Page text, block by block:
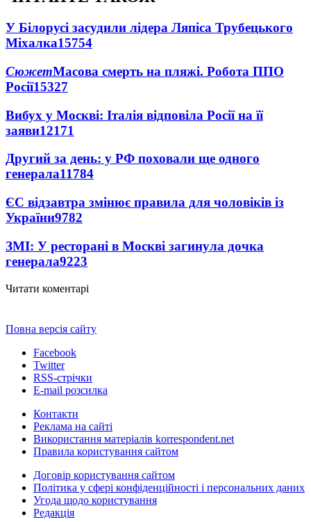
У Білорусі засудили лідера Ляпіса Трубецького
Міхалка15754
СюжетМасова смерть на пляжі. Робота ППО
Росії15327
Вибух у Москві: Італія відповіла Росії на її
заяви12171
Другий за день: у РФ поховали ще одного
генерала11784
ЄС відзавтра змінює правила для чоловіків із
України9782
ЗМІ: У ресторані в Москві загинула дочка
генерала9223
Читати коментарі
Повна версія сайту
Facebook
Twitter
RSS-стрічки
E-mail розсилка
Контакти
Реклама на сайті
Використання матеріалів korrespondent.net
Правила користування сайтом
Договір користування сайтом
Політика у сфері конфіденційності і персональних даних
Угода щодо користування
Редакція